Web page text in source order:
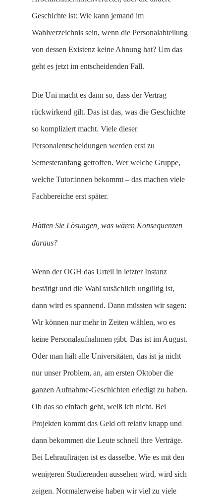
Geschichte ist: Wie kann jemand im
Wahlverzeichnis sein, wenn die Personalabteilung
von dessen Existenz keine Ahnung hat? Um das
geht es jetzt im entscheidenden Fall.
Die Uni macht es dann so, dass der Vertrag
rückwirkend gilt. Das ist das, was die Geschichte
so kompliziert macht. Viele dieser
Personalentscheidungen werden erst zu
Semesteranfang getroffen. Wer welche Gruppe,
welche Tutor:innen bekommt – das machen viele
Fachbereiche erst später.
Hätten Sie Lösungen, was wären Konsequenzen
daraus?
Wenn der OGH das Urteil in letzter Instanz
bestätigt und die Wahl tatsächlich ungültig ist,
dann wird es spannend. Dann müssten wir sagen:
Wir können nur mehr in Zeiten wählen, wo es
keine Personalaufnahmen gibt. Das ist im August.
Oder man hält alle Universitäten, das ist ja nicht
nur unser Problem, an, am ersten Oktober die
ganzen Aufnahme-Geschichten erledigt zu haben.
Ob das so einfach geht, weiß ich nicht. Bei
Projekten kommt das Geld oft relativ knapp und
dann bekommen die Leute schnell ihre Verträge.
Bei Lehraufträgen ist es dasselbe. Wie es mit den
wenigeren Studierenden aussehen wird, wird sich
zeigen. Normalerweise haben wir viel zu viele